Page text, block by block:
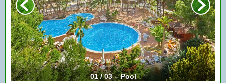
01 / 03 – Pool